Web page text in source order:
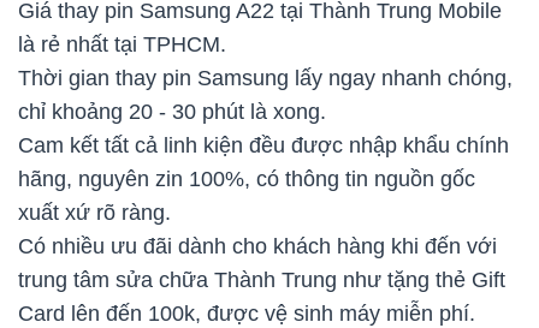
Giá thay pin Samsung A22 tại Thành Trung Mobile
là rẻ nhất tại TPHCM.
Thời gian thay pin Samsung lấy ngay nhanh chóng,
chỉ khoảng 20 - 30 phút là xong.
Cam kết tất cả linh kiện đều được nhập khẩu chính
hãng, nguyên zin 100%, có thông tin nguồn gốc
xuất xứ rõ ràng.
Có nhiều ưu đãi dành cho khách hàng khi đến với
trung tâm sửa chữa Thành Trung như tặng thẻ Gift
Card lên đến 100k, được vệ sinh máy miễn phí.